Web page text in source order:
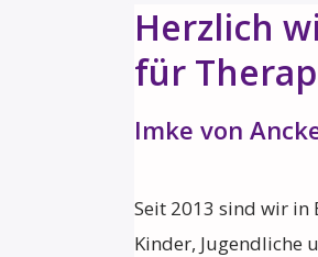
Herzlich
für
Imke von
Seit 2013 sind wir
Kinder, Jugendliche